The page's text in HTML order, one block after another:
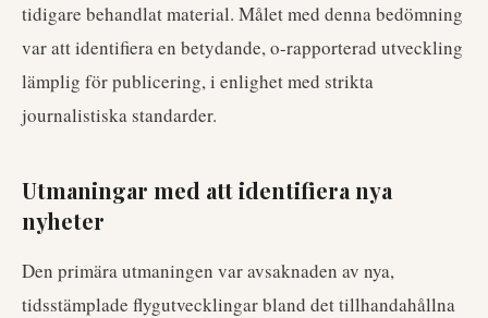
tidigare behandlat material. Målet med denna bedömning
var att identifiera en betydande, o-rapporterad utveckling
lämplig för publicering, i enlighet med strikta
journalistiska standarder.
Utmaningar med att identifiera nya
nyheter
Den primära utmaningen var avsaknaden av nya,
tidsstämplade flygutvecklingar bland det tillhandahållna